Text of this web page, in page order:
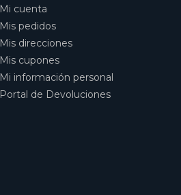
Mi cuenta
Mis pedidos
Mis direcciones
Mis cupones
Mi información personal
Portal de Devoluciones